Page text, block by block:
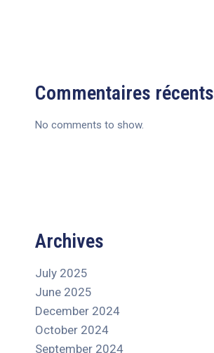
Commentaires récents
No comments to show.
Archives
July 2025
June 2025
December 2024
October 2024
September 2024